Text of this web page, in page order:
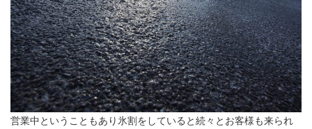
営業中ということもあり氷割をしていると続々とお客様も来られ